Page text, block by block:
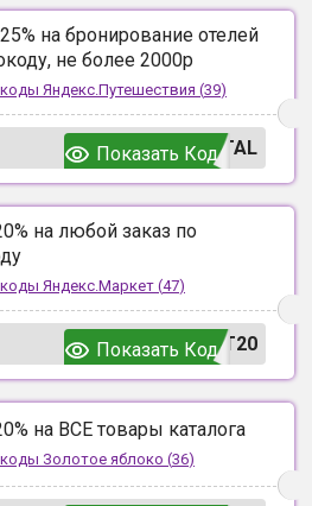
на бронирование отелей
не более 2000р
Яндекс.Путешествия (39)
TAL
Показать Код
на любой заказ по
Яндекс.Маркет (47)
T20
Показать Код
на ВСЕ товары каталога
Золотое яблоко (36)